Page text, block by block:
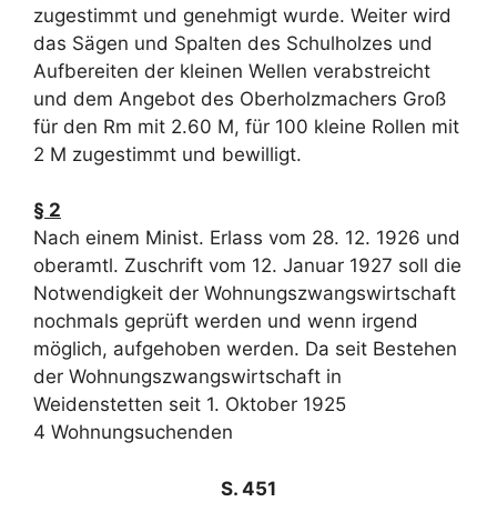
zugestimmt und genehmigt wurde. Weiter wird
das Sägen und Spalten des Schulholzes und
Aufbereiten der kleinen Wellen verabstreicht
und dem Angebot des Oberholzmachers Groß
für den Rm mit 2.60 M, für 100 kleine Rollen mit
2 M zugestimmt und bewilligt.
§ 2
Nach einem Minist. Erlass vom 28. 12. 1926 und
oberamtl. Zuschrift vom 12. Januar 1927 soll die
Notwendigkeit der Wohnungszwangswirtschaft
nochmals geprüft werden und wenn irgend
möglich, aufgehoben werden. Da seit Bestehen
der Wohnungszwangswirtschaft in
Weidenstetten seit 1. Oktober 1925
4 Wohnungsuchenden
S. 451